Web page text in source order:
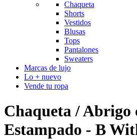
Chaqueta
Shorts
Vestidos
Blusas
Tops
Pantalones
Sweaters
Marcas de lujo
Lo + nuevo
Vende tu ropa
Chaqueta / Abrigo
Estampado - B